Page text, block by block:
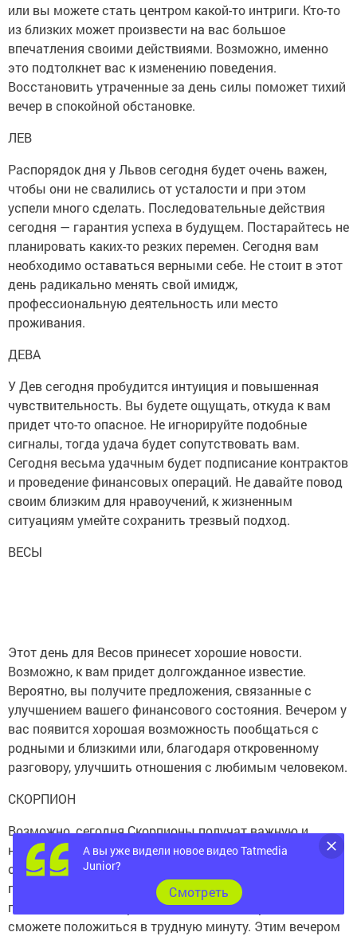
или вы можете стать центром какой-то интриги. Кто-то
из близких может произвести на вас большое
впечатления своими действиями. Возможно, именно
это подтолкнет вас к изменению поведения.
Восстановить утраченные за день силы поможет тихий
вечер в спокойной обстановке.
ЛЕВ
Распорядок дня у Львов сегодня будет очень важен,
чтобы они не свалились от усталости и при этом
успели много сделать. Последовательные действия
сегодня — гарантия успеха в будущем. Постарайтесь не
планировать каких-то резких перемен. Сегодня вам
необходимо оставаться верными себе. Не стоит в этот
день радикально менять свой имидж,
профессиональную деятельность или место
проживания.
ДЕВА
У Дев сегодня пробудится интуиция и повышенная
чувствительность. Вы будете ощущать, откуда к вам
придет что-то опасное. Не игнорируйте подобные
сигналы, тогда удача будет сопутствовать вам.
Сегодня весьма удачным будет подписание контрактов
и проведение финансовых операций. Не давайте повод
своим близким для нравоучений, к жизненным
ситуациям умейте сохранить трезвый подход.
ВЕСЫ
Этот день для Весов принесет хорошие новости.
Возможно, к вам придет долгожданное известие.
Вероятно, вы получите предложения, связанные с
улучшением вашего финансового состояния. Вечером у
вас появится хорошая возможность пообщаться с
родными и близкими или, благодаря откровенному
разговору, улучшить отношения с любимым человеком.
СКОРПИОН
Возможно, сегодня Скорпионы получат важную и
необходимую информацию. Вы сможете поставить
себе достаточно трудные цели, потому, что
почувствуете силы для их достижения. Сегодня вам
понадобится поддержка близких, на которых вы
сможете положиться в трудную минуту. Этим вечером
А вы уже видели новое видео Tatmedia
Junior?
Cмотреть